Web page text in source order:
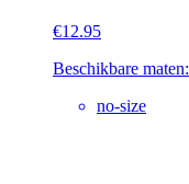
€12.95
Beschikbare maten:
no-size